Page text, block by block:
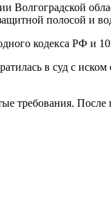
Волгоградской
полосой и
кодекса РФ
в суд с